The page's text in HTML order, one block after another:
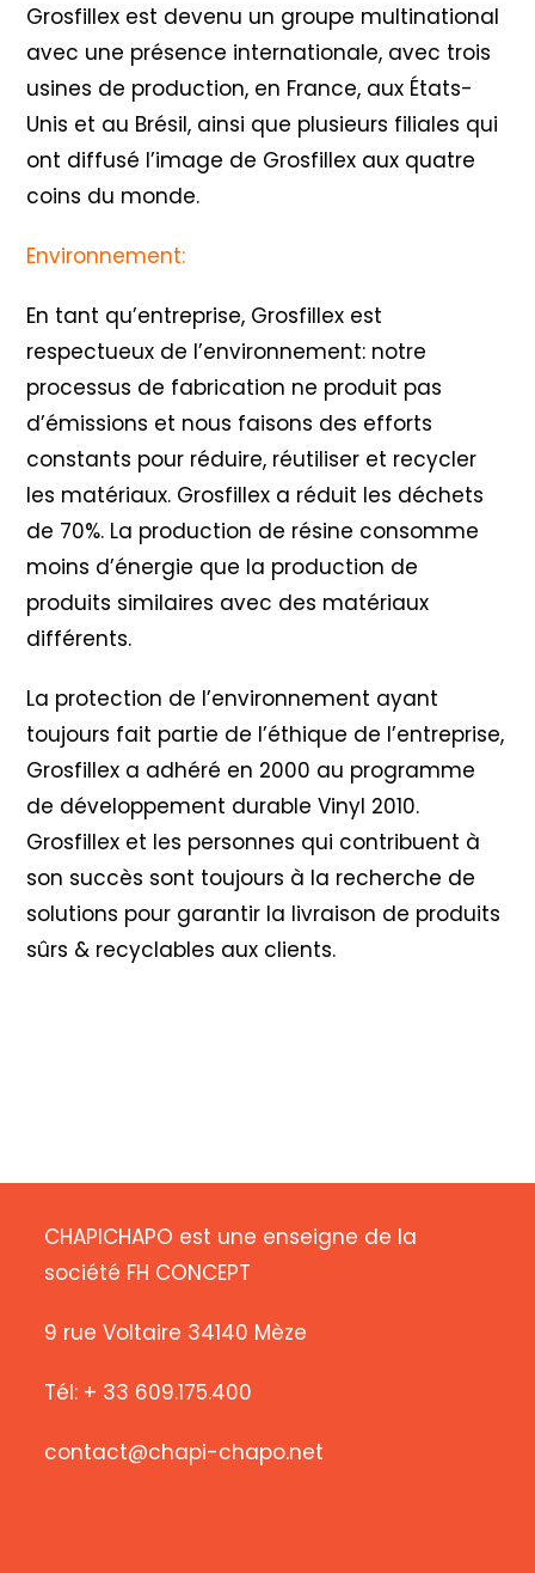
Grosfillex est devenu un groupe multinational
avec une présence internationale, avec trois
usines de production, en France, aux États-
Unis et au Brésil, ainsi que plusieurs filiales qui
ont diffusé l’image de Grosfillex aux quatre
coins du monde.
Environnement:
En tant qu’entreprise, Grosfillex est
respectueux de l’environnement: notre
processus de fabrication ne produit pas
d’émissions et nous faisons des efforts
constants pour réduire, réutiliser et recycler
les matériaux. Grosfillex a réduit les déchets
de 70%. La production de résine consomme
moins d’énergie que la production de
produits similaires avec des matériaux
différents.
La protection de l’environnement ayant
toujours fait partie de l’éthique de l’entreprise,
Grosfillex a adhéré en 2000 au programme
de développement durable Vinyl 2010.
Grosfillex et les personnes qui contribuent à
son succès sont toujours à la recherche de
solutions pour garantir la livraison de produits
sûrs & recyclables aux clients.
CHAPICHAPO est une enseigne de la
société FH CONCEPT
9 rue Voltaire 34140 Mèze
Tél: + 33 609.175.400
contact@chapi-chapo.net